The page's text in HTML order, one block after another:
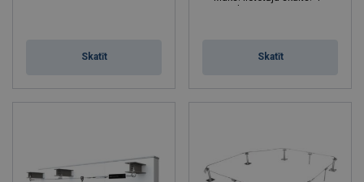
Skatīt Skatīt